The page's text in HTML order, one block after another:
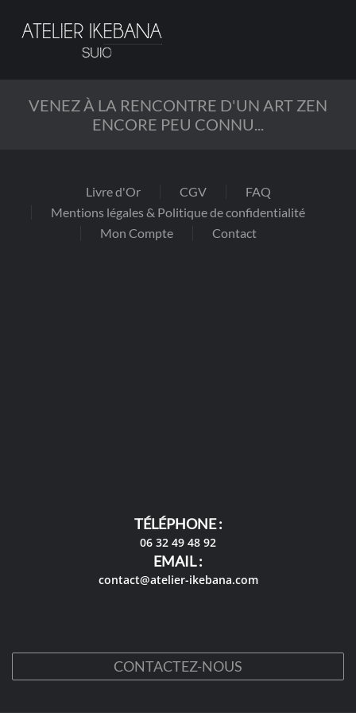
Passer
principal
VENEZ À LA RENCONTRE D'UN ART ZEN
ENCORE PEU CONNU...
Livre d'Or CGV
FAQ
Mentions légales & Politique de confidentialité
Mon Compte
Contact
TÉLÉPHONE :
06 32 49 48 92
EMAIL :
contact@atelier-ikebana.com
CONTACTEZ-NOUS